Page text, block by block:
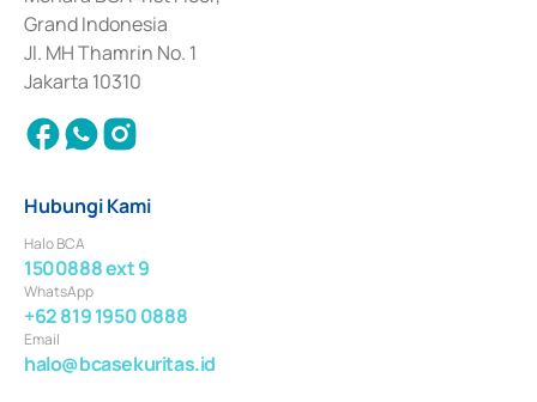
Surat Berharga Komersial yang izinnya diterbitkan pada tahun 2018.
Grand Indonesia
Jl. MH Thamrin No. 1
Jakarta 10310
Hubungi Kami
Halo BCA
1500888 ext 9
WhatsApp
+62 819 1950 0888
Email
halo@bcasekuritas.id